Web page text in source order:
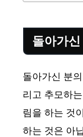
돌아가
돌아가신 분
리고 추모하
림을 하는 것
하는 것은 아